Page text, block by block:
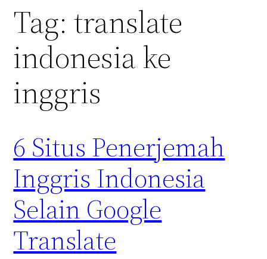
Tag:translate
indonesia ke
inggris
6 Situs Penerjemah
Inggris Indonesia
Selain Google
Translate